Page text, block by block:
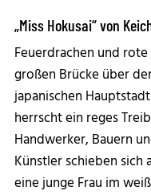
„Miss Hokusai“ von
Feuerdrachen und
großen Brücke über
japanischen
herrscht ein reges
Handwerker, Bauern
Künstler schieben
eine junge Frau im